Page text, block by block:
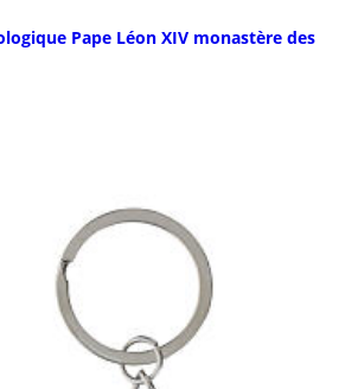
Pape Léon XIV monastère des